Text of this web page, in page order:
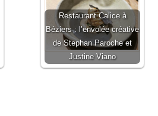
Restaurant Calice à
Béziers : l’envolée créative
de Stephan Paroche et
Justine Viano